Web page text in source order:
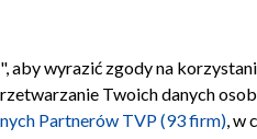
Regulamin TVP Polityka
aby wyrazić zgody na
Twoich danych
Partnerów TVP (93 firm), w